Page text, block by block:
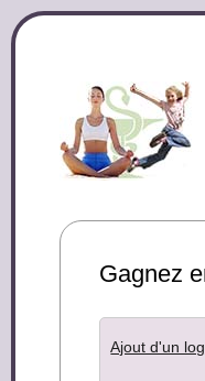
Gagnez
Ajout d'un